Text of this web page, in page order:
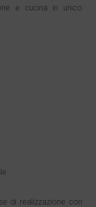
e cucina in unico
di realizzazione con